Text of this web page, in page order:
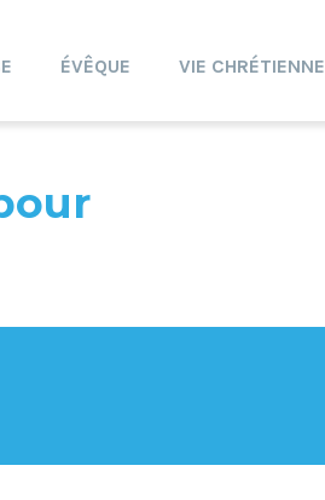
ÉVÊQUE VIE CHRÉTIENNE